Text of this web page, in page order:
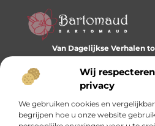
Wij
privacy
We gebruiken cookies en
begrijpen hoe u onze website
Van Dagelijkse Verhalen
Ontdek een wereld vol diverse
dagelijks inspireren en nieuwe